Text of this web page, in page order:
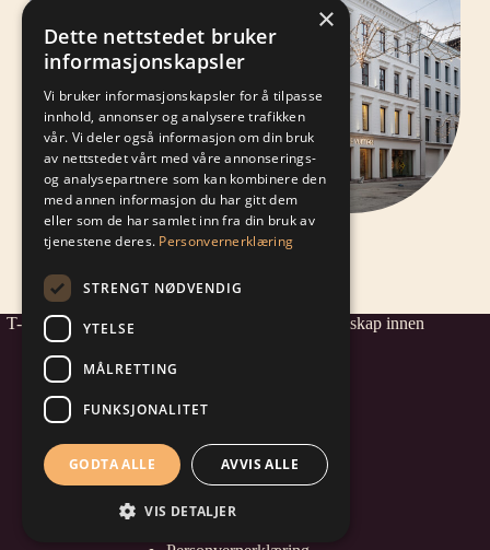
T-2 Prosjekt AS - et av Norges mest komplette selskap innen
post@t-2.no
Adresse: Rådhusgata 4, 0151 Oslo
×
Dette nettstedet bruker
informasjonskapsler
Vi bruker informasjonskapsler for å tilpasse
innhold, annonser og analysere trafikken
vår. Vi deler også informasjon om din bruk
av nettstedet vårt med våre annonserings-
og analysepartnere som kan kombinere den
med annen informasjon du har gitt dem
eller som de har samlet inn fra din bruk av
tjenestene deres. Personvernerklæring
STRENGT NØDVENDIG
YTELSE
MÅLRETTING
FUNKSJONALITET
GODTA ALLE AVVIS ALLE
VIS DETALJER